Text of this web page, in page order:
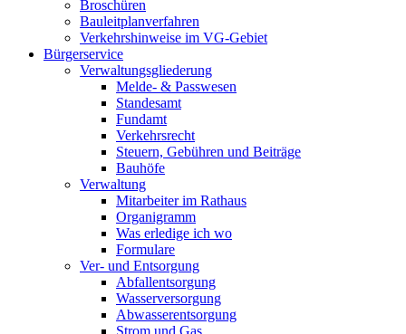
Broschüren
Bauleitplanverfahren
Verkehrshinweise im VG-Gebiet
Bürgerservice
Verwaltungsgliederung
Melde- & Passwesen
Standesamt
Fundamt
Verkehrsrecht
Steuern, Gebühren und Beiträge
Bauhöfe
Verwaltung
Mitarbeiter im Rathaus
Organigramm
Was erledige ich wo
Formulare
Ver- und Entsorgung
Abfallentsorgung
Wasserversorgung
Abwasserentsorgung
Strom und Gas